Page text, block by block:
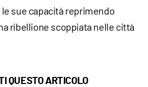
sue capacità reprimendo
ribellione scoppiata nelle città
QUESTO ARTICOLO